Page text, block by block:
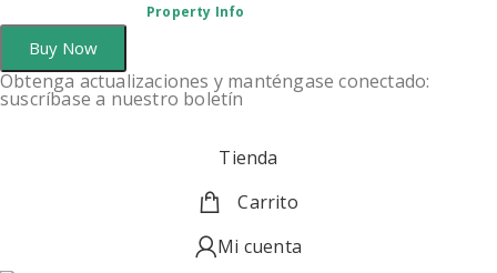
Property Info
Buy Now
Obtenga actualizaciones y manténgase conectado:
suscríbase a nuestro boletín
Tienda
Carrito
Mi cuenta